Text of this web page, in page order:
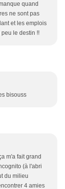
quand
ne sont pas
et les emplois
le destin !!
bisouss
m'a fait grand
(à l'abri
du milieu
4 amies